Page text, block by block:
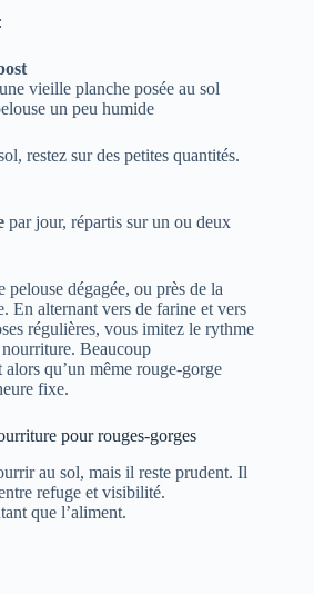
vieille planche posée au sol
un peu humide
restez sur des petites quantités.
par jour, répartis sur un ou deux
dégagée, ou près de la
En alternant vers de farine et vers
régulières, vous imitez le rythme
Beaucoup
alors qu’un même rouge-gorge
fixe.
pour rouges-gorges
au sol, mais il reste prudent. Il
refuge et visibilité.
que l’aliment.